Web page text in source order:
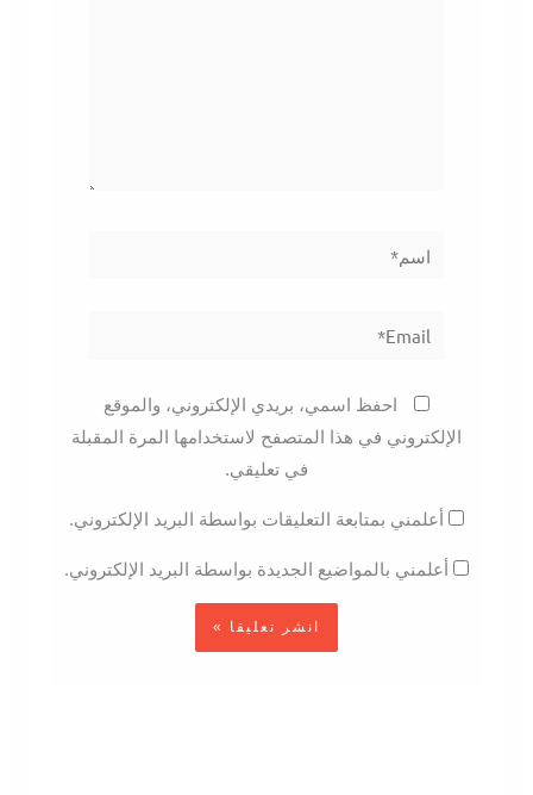
احفظ اسمي، بريدي الإلكتروني، والموقع
الإلكتروني في هذا المتصفح لاستخدامها المرة المقبلة
في تعليقي.
أعلمني بمتابعة التعليقات بواسطة البريد الإلكتروني.
أعلمني بالمواضيع الجديدة بواسطة البريد الإلكتروني.